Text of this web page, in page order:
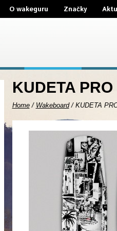
O wakeguru Značky
KUDETA
Home/ Wakeboard/ KUDETA